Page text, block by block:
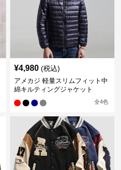
¥4,980 (税込)
アメカジ 軽量スリムフィット中
綿キルティングジャケット
全4色